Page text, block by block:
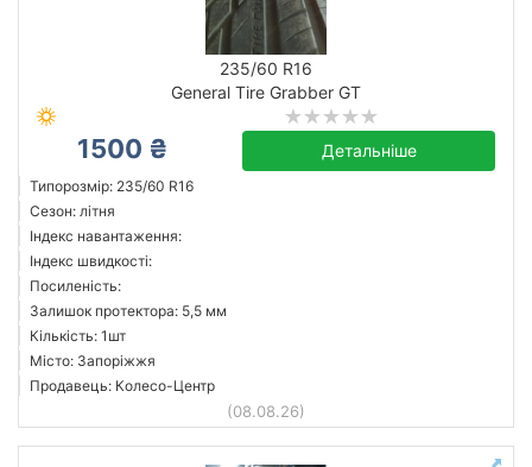
235/60 R16
General Tire Grabber GT
1500 ₴ Детальніше
Типорозмір: 235/60 R16
Сезон: літня
Індекс навантаження:
Індекс швидкості:
Посиленість:
Залишок протектора: 5,5 мм
Кількість: 1шт
Місто: Запоріжжя
Продавець: Колесо-Центр
(08.08.26)